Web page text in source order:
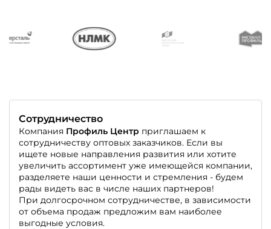
Сотрудничество
Компания Профиль Центр приглашаем к
сотрудничеству оптовых заказчиков. Если вы
ищете новые направления развития или хотите
увеличить ассортимент уже имеющейся компании,
разделяете наши ценности и стремления - будем
рады видеть вас в числе наших партнеров!
При долгосрочном сотрудничестве, в зависимости
от объема продаж предложим вам наиболее
выгодные условия.